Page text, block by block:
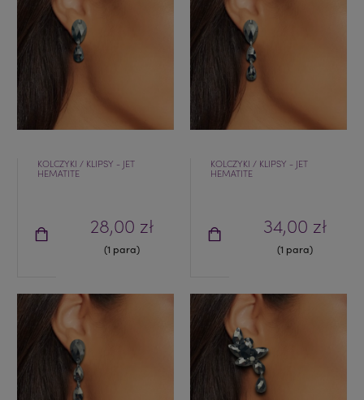
KOLCZYKI / KLIPSY - JET
HEMATITE
28,00 zł
(1 para)
KOLCZYKI / KLIPSY - JET
HEMATITE
34,00 zł
(1 para)